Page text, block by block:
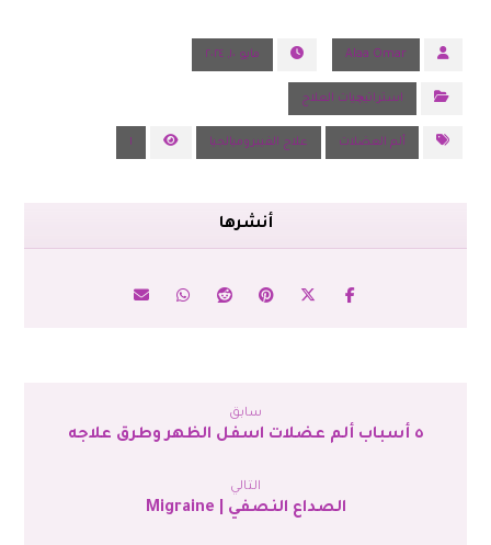
Alaa Omar مايو ١٠, ٢٠٢٤
استراتيچيات العلاج
ألم العضلات علاج الفيبروميالجيا ١
سابق
٥ أسباب ألم عضلات اسفل الظهر وطرق علاجه
التالي
الصداع النصفي | Migraine